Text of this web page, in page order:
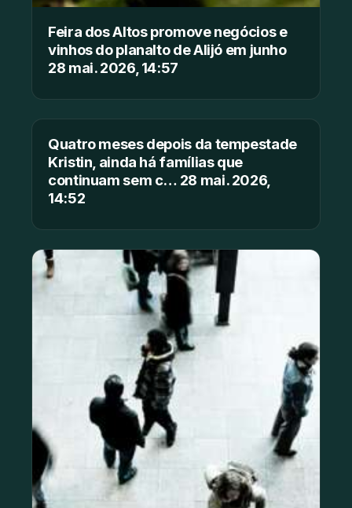
Feira dos Altos promove negócios e
vinhos do planalto de Alijó em junho
28 mai. 2026, 14:57
Quatro meses depois da tempestade
Kristin, ainda há famílias que
continuam sem c… 28 mai. 2026,
14:52